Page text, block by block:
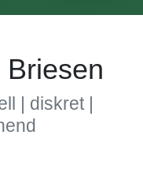
| diskret |